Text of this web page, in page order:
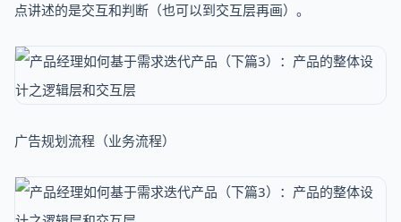
点讲述的是交互和判断（也可以到交互层再画）。
广告规划流程（业务流程）